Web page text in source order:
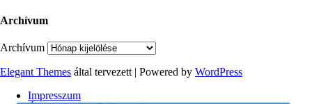
Archívum
Archívum
Elegant Themes által tervezett | Powered by WordPress
Impresszum